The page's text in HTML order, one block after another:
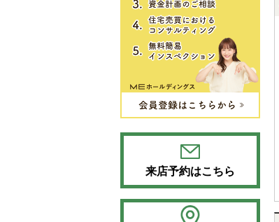
来店予約はこちら